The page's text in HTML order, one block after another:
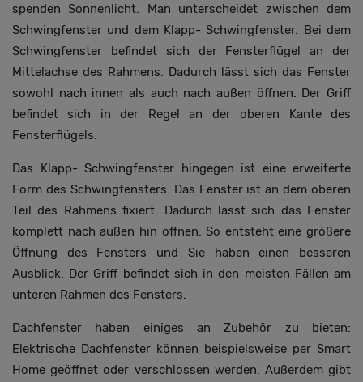
spenden Sonnenlicht. Man unterscheidet zwischen dem
Schwingfenster und dem Klapp- Schwingfenster. Bei dem
Schwingfenster befindet sich der Fensterflügel an der
Mittelachse des Rahmens. Dadurch lässt sich das Fenster
sowohl nach innen als auch nach außen öffnen. Der Griff
befindet sich in der Regel an der oberen Kante des
Fensterflügels.
Das Klapp- Schwingfenster hingegen ist eine erweiterte
Form des Schwingfensters. Das Fenster ist an dem oberen
Teil des Rahmens fixiert. Dadurch lässt sich das Fenster
komplett nach außen hin öffnen. So entsteht eine größere
Öffnung des Fensters und Sie haben einen besseren
Ausblick. Der Griff befindet sich in den meisten Fällen am
unteren Rahmen des Fensters.
Dachfenster haben einiges an Zubehör zu bieten:
Elektrische Dachfenster können beispielsweise per Smart
Home geöffnet oder verschlossen werden. Außerdem gibt